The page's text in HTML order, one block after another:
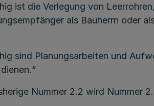
ist die Verlegung von
als Bauherrn oder
sind Planungsarbeiten und
Nummer 2.2 wird Nummer